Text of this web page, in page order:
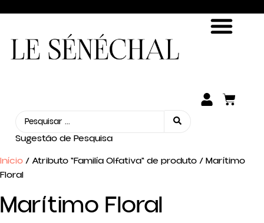
Sugestão de Pesquisa
Início/ Atributo "Familía Olfativa" de produto / Marítimo
Floral
Marítimo Floral